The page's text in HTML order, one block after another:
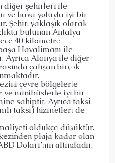
diğer şehirleri ile
ve hava yoluyla iyi bir
Şehir, yaklaşık olarak
bulunanAntalya
40 kilometre
Havalimanı ile
Ayrıca Alanya ile diğer
çalışan birçok
çevre bölgelerle
ve minibüslerle iyi bir
sahiptir. Ayrıca taksi
taksi) hizmetleri de
oldukça düşüktür.
plaja kadar olan
Doları’nın altındadır.